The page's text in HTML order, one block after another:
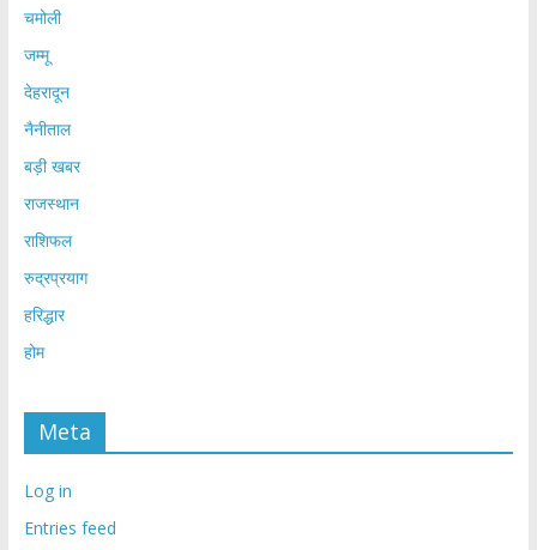
चमोली
जम्मू
देहरादून
नैनीताल
बड़ी खबर
राजस्थान
राशिफल
रुद्रप्रयाग
हरिद्धार
होम
Meta
Log in
Entries feed